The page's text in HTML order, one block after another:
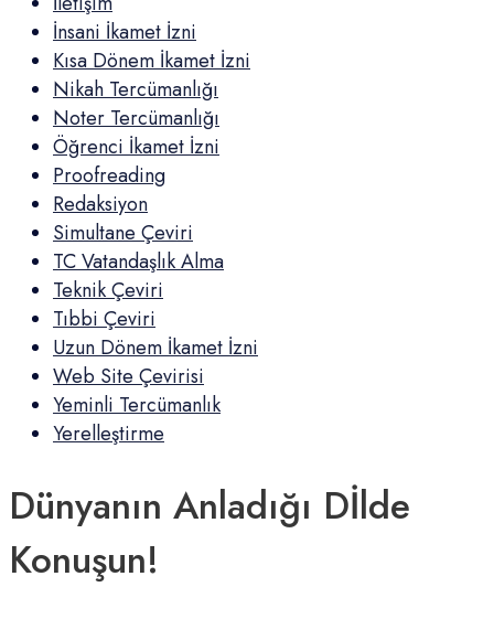
İnsani İkamet İzni
Kısa Dönem İkamet İzni
Nikah Tercümanlığı
Noter Tercümanlığı
Öğrenci İkamet İzni
Proofreading
Redaksiyon
Simultane Çeviri
TC Vatandaşlık Alma
Teknik Çeviri
Tıbbi Çeviri
Uzun Dönem İkamet İzni
Web Site Çevirisi
Yeminli Tercümanlık
Yerelleştirme
Dünyanın Anladığı Dİlde
Konuşun!